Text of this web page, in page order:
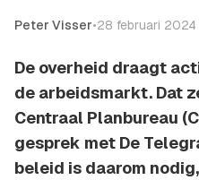
Peter Visser•28 februari 2024
De overheid draagt
de arbeidsmarkt. Dat
Centraal Planbureau
gesprek met De
beleid is daarom